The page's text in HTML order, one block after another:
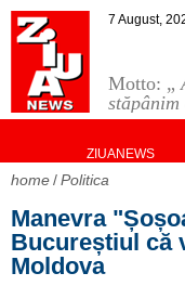
Motto: „
7 August,
ZIUANEWS
home Politica
Manevra
Bucureștiul că
Moldova